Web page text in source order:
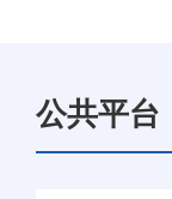
公共平台